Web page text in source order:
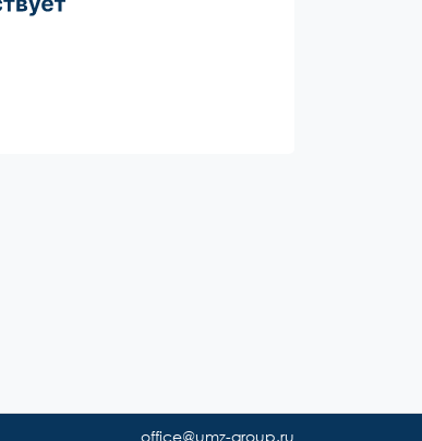
office@umz-group.ru